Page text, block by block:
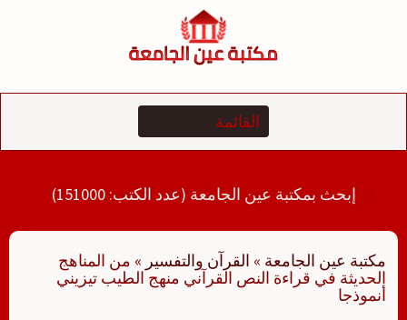
إبحث بمكتبة عين الجامعة (عدد الكتب: 151000)
مكتبة عين الجامعة » القرآن والتفسير » من المناهج
الحديثة في قراءة النص القرآني منهج الطيب تيزيني
أنموذجا